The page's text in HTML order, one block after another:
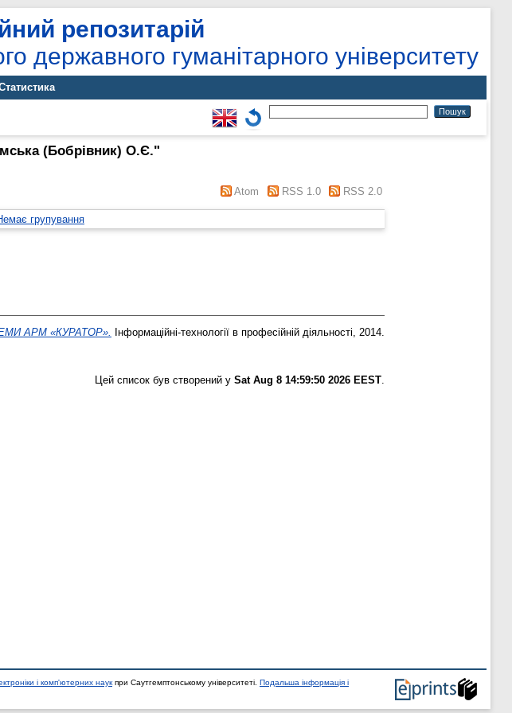
репозитарій
державного гуманітарного університету
(Бобрівник) О.Є."
Atom RSS 1.0 RSS 2.0
групування
АРМ «КУРАТОР».
Інформаційні-технології в професійній діяльності, 2014.
Цей список був створений у Sat Aug 8 14:59:50 2026 EEST
і комп'ютерних наук при Саутгемптонському університеті. Подальша інформація і